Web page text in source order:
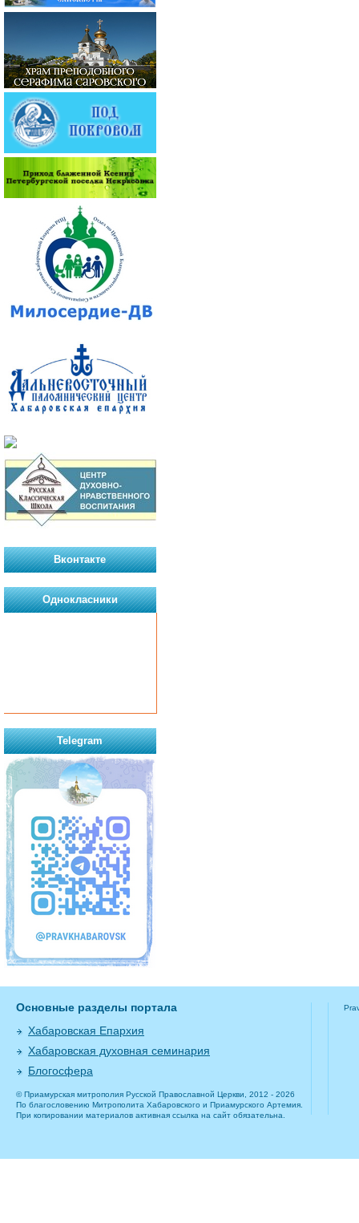
Вконтакте
Однокласники
Telegram
Основные разделы портала
Хабаровская Епархия
Хабаровская духовная семинария
Блогосфера
© Приамурская митрополия Русской Православной Церкви, 2012 - 2026
По благословению Митрополита Хабаровского и Приамурского Артемия.
При копировании материалов активная ссылка на сайт обязательна.